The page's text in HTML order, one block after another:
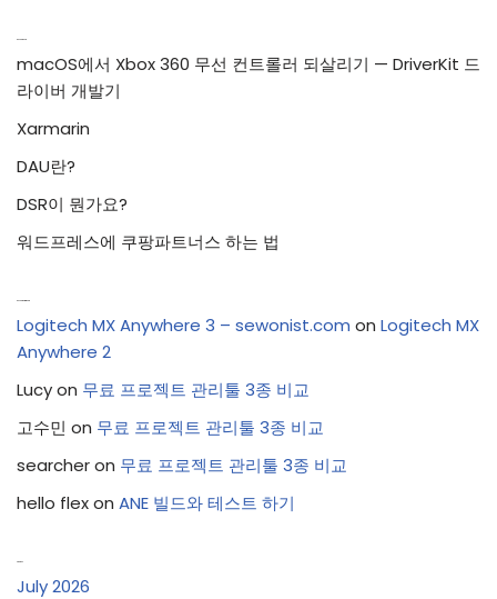
macOS에서 Xbox 360 무선 컨트롤러 되살리기 — DriverKit 드
라이버 개발기
Xarmarin
DAU란?
DSR이 뭔가요?
워드프레스에 쿠팡파트너스 하는 법
Logitech MX Anywhere 3 – sewonist.com on Logitech MX
Anywhere 2
Lucyon 무료 프로젝트 관리툴 3종 비교
고수민 on 무료 프로젝트 관리툴 3종 비교
searcheron 무료 프로젝트 관리툴 3종 비교
hello flexon ANE 빌드와 테스트 하기
July 2026